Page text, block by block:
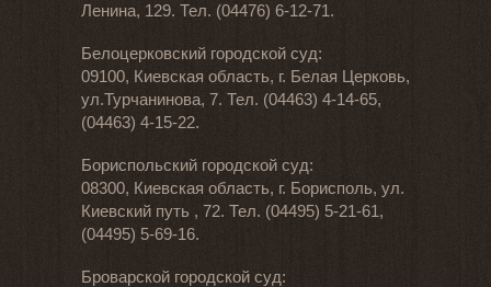
Ленина, 129. Тел. (04476) 6-12-71.
Белоцерковский городской суд:
09100, Киевская область, г. Белая Церковь,
ул.Турчанинова, 7. Тел. (04463) 4-14-65,
(04463) 4-15-22.
Бориспольский городской суд:
08300, Киевская область, г. Борисполь, ул.
Киевский путь , 72. Тел. (04495) 5-21-61,
(04495) 5-69-16.
Броварской городской суд: